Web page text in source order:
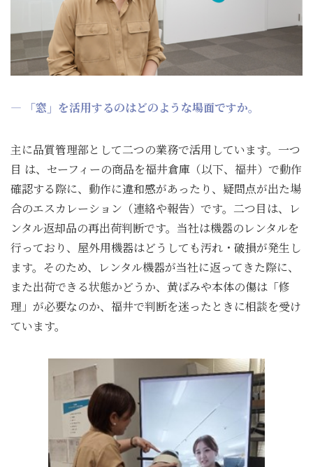
― 「窓」を活用するのはどのような場面ですか。
主に品質管理部として二つの業務で活用しています。一つ
目 は、セーフィーの商品を福井倉庫（以下、福井）で動作
確認する際に、動作に違和感があったり、疑問点が出た場
合のエスカレーション（連絡や報告）です。二つ目は、レ
ンタル返却品の再出荷判断です。当社は機器のレンタルを
行っており、屋外用機器はどうしても汚れ・破損が発生し
ます。そのため、レンタル機器が当社に返ってきた際に、
また出荷できる状態かどうか、黄ばみや本体の傷は「修
理」が必要なのか、福井で判断を迷ったときに相談を受け
ています。